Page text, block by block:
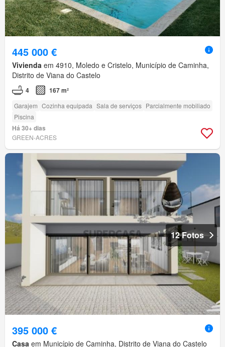
445 000 €
Vivienda em 4910, Moledo e Cristelo, Município de Caminha,
Distrito de Viana do Castelo
4 167 m²
Garajem Cozinha equipada Sala de serviços Parcialmente mobiliado
Piscina
Há 30+ dias
GREEN-ACRES
12 Fotos
395 000 €
Casa em Município de Caminha, Distrito de Viana do Castelo